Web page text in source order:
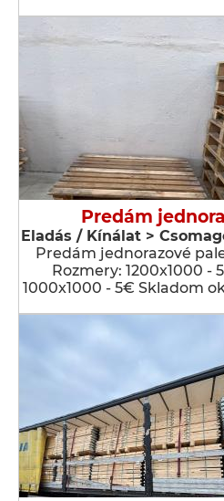
Predám
Eladás / Kínálat >
Predám jednorazové
Rozmery: 1200x1000 -
1000x1000 - 5€ Skladom